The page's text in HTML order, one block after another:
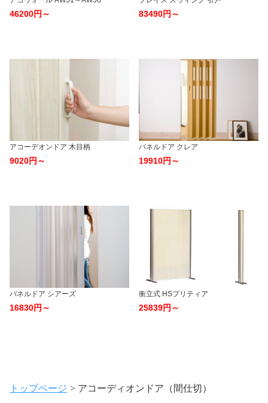
トップページ アコーディオンドア（間仕切）